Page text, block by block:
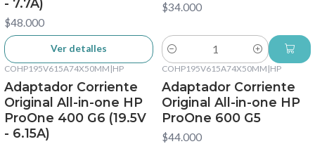
- 7.7A)
$48.000
Ver detalles
$34.000
Cantidad
COHP195V615A74X50MM |HP
Adaptador Corriente
Original All-in-one HP
ProOne 400 G6 (19.5V
- 6.15A)
COHP195V615A74X50MM |HP
Adaptador Corriente
Original All-in-one HP
ProOne 600 G5
$44.000